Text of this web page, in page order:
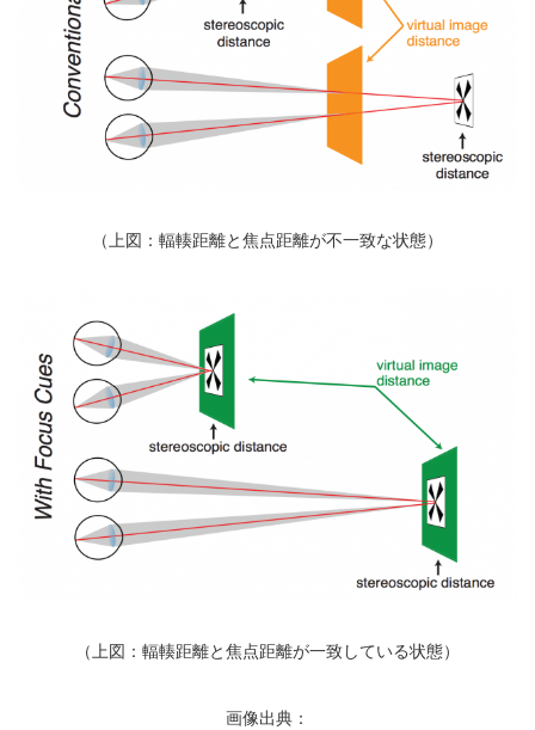
（上図：輻輳距離と焦点距離が不一致な状態）
（上図：輻輳距離と焦点距離が一致している状態）
画像出典：